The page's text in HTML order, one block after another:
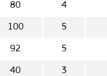
80 4
100 5
92 5
40 3